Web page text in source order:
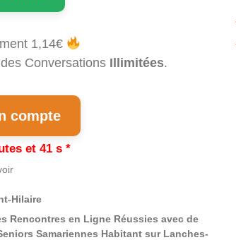
1,14€
Conversations Illimitées.
compte
et 41 s *
Hilaire
Rencontres en Ligne Réussies avec de
Samariennes Habitant sur Lanches-